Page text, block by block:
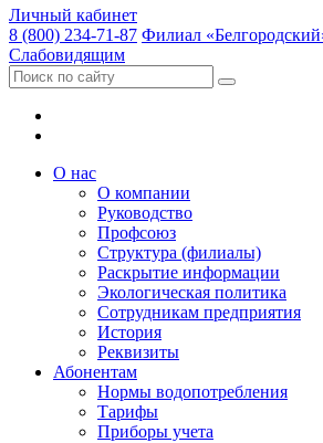
Личный кабинет
8 (800) 234-71-87 Филиал
Слабовидящим
О нас
О компании
Руководство
Профсоюз
Структура (филиалы)
Раскрытие информации
Экологическая политика
Сотрудникам предприятия
История
Реквизиты
Абонентам
Нормы водопотребления
Тарифы
Приборы учета